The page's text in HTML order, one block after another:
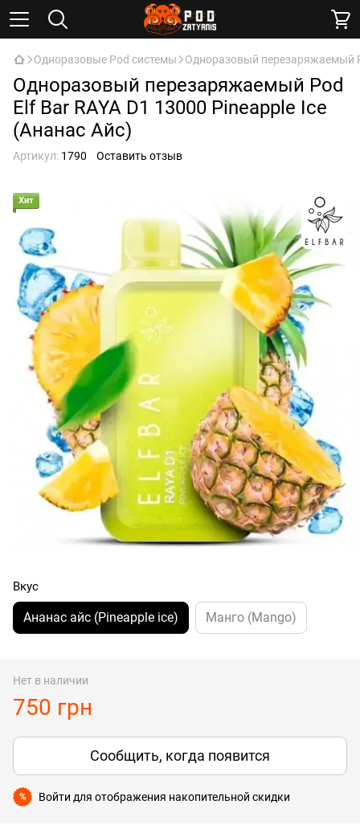
Одноразовые Pod системы Одноразовый перезаряжаемый
Одноразовый перезаряжаемый Pod
Elf Bar RAYA D1 13000 Pineapple Ice
(Ананас Айс)
Артикул: 1790 Оставить отзыв
Хит
Вкус
Ананас айс (Pineapple ice) Манго (Mango)
Нет в наличии
750 грн
Сообщить, когда появится
% Войти для отображения накопительной скидки